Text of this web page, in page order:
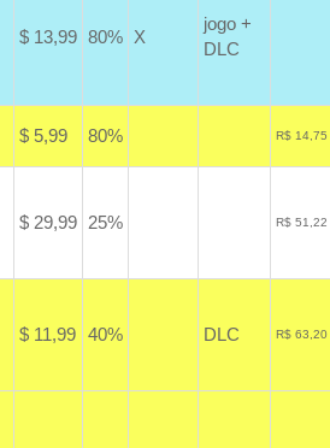
$ 13,99 80% X
jogo +
DLC
$ 5,99 80% R$
$ 29,99 25% R$
$ 11,99 40% DLC R$